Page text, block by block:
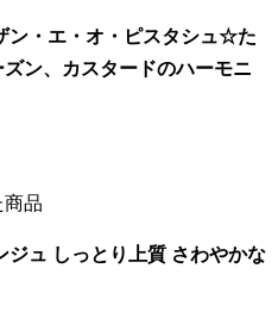
ン・エ・オ・ピスタシュ☆た
ン、カスタードのハーモニ
品
ジュ しっとり上質 さわやかな